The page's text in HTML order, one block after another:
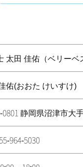
太田 佳佑（ベリーベ
佑(おおた けいすけ)
0801 静岡県沼津市大
964-5030